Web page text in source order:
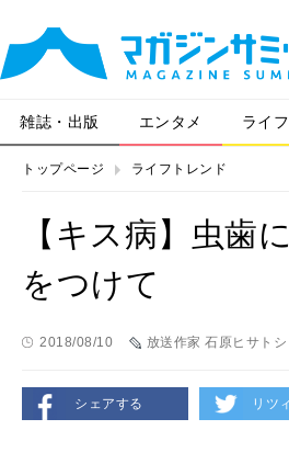
雑誌・出版 エンタメ ライ
トップページ ライフトレンド
【キス病】虫歯
をつけて
2018/08/10 放送作家 石原ヒサトシ
シェアする リツ